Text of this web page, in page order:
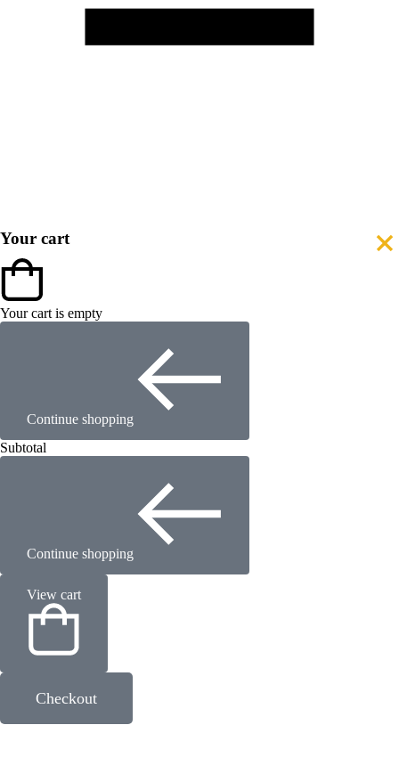
Your cart
Your cart is empty
Continue shopping
Subtotal
Continue shopping
View cart
Checkout